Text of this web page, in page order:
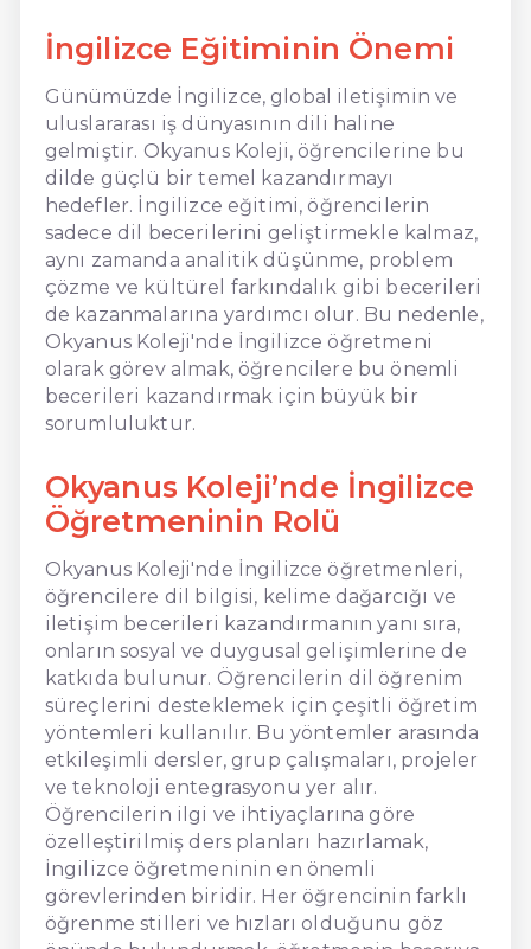
İngilizce Eğitiminin Önemi
Günümüzde İngilizce, global iletişimin ve
uluslararası iş dünyasının dili haline
gelmiştir. Okyanus Koleji, öğrencilerine bu
dilde güçlü bir temel kazandırmayı
hedefler. İngilizce eğitimi, öğrencilerin
sadece dil becerilerini geliştirmekle kalmaz,
aynı zamanda analitik düşünme, problem
çözme ve kültürel farkındalık gibi becerileri
de kazanmalarına yardımcı olur. Bu nedenle,
Okyanus Koleji'nde İngilizce öğretmeni
olarak görev almak, öğrencilere bu önemli
becerileri kazandırmak için büyük bir
sorumluluktur.
Okyanus Koleji’nde İngilizce
Öğretmeninin Rolü
Okyanus Koleji'nde İngilizce öğretmenleri,
öğrencilere dil bilgisi, kelime dağarcığı ve
iletişim becerileri kazandırmanın yanı sıra,
onların sosyal ve duygusal gelişimlerine de
katkıda bulunur. Öğrencilerin dil öğrenim
süreçlerini desteklemek için çeşitli öğretim
yöntemleri kullanılır. Bu yöntemler arasında
etkileşimli dersler, grup çalışmaları, projeler
ve teknoloji entegrasyonu yer alır.
Öğrencilerin ilgi ve ihtiyaçlarına göre
özelleştirilmiş ders planları hazırlamak,
İngilizce öğretmeninin en önemli
görevlerinden biridir. Her öğrencinin farklı
öğrenme stilleri ve hızları olduğunu göz